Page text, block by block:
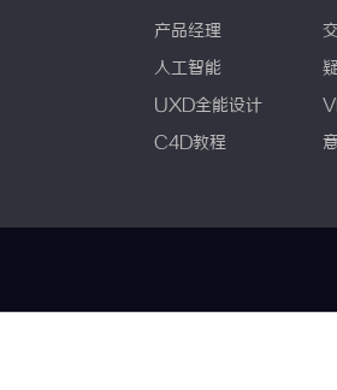
产品经理
人工智能
UXD全能设计
C4D教程